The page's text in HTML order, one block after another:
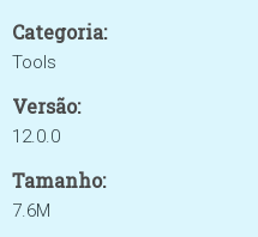
Categoria:
Tools
Versão:
12.0.0
Tamanho:
7.6M